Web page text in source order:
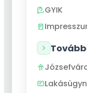
GYIK